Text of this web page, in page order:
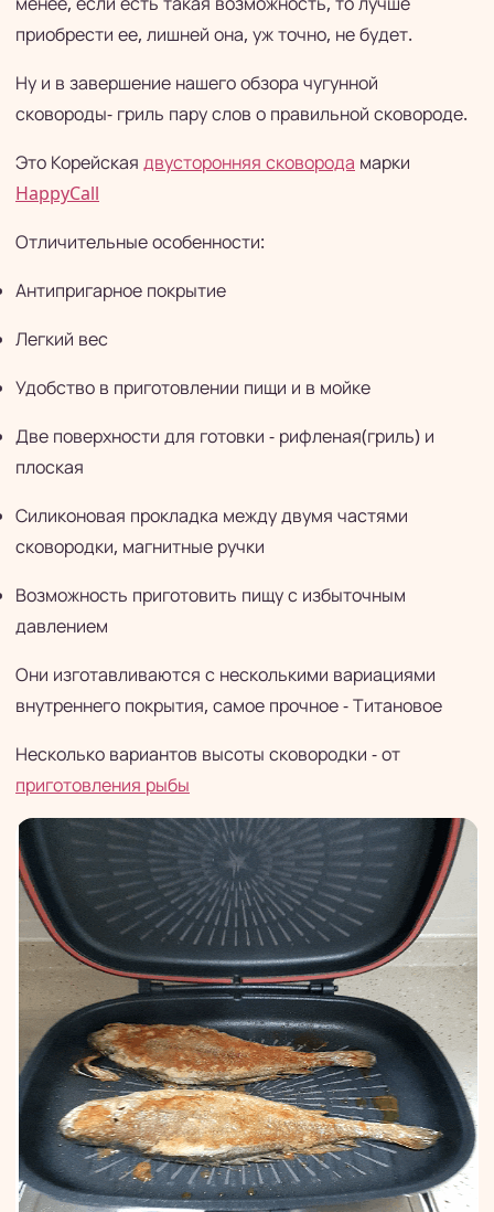
приобрести ее, лишней она, уж точно, не будет.
Ну и в завершение нашего обзора чугунной
сковороды- гриль пару слов о правильной сковороде.
Это Корейская двусторонняя сковорода марки
HappyCall
Отличительные особенности:
Антипригарное покрытие
Легкий вес
Удобство в приготовлении пищи и в мойке
Две поверхности для готовки - рифленая(гриль) и
плоская
Силиконовая прокладка между двумя частями
сковородки, магнитные ручки
Возможность приготовить пищу с избыточным
давлением
Они изготавливаются с несколькими вариациями
внутреннего покрытия, самое прочное - Титановое
Несколько вариантов высоты сковородки - от
приготовления рыбы